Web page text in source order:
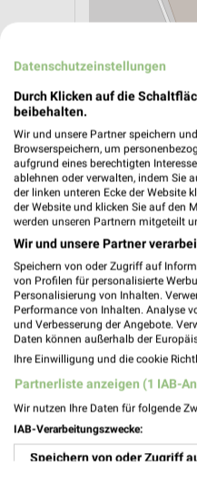
ÖPNV
Datenschutzeinstellungen
Durch Klicken auf die
beibehalten.
Wir und unsere Partner speichern
Browserspeichern, um
aufgrund eines berechtigten
ablehnen oder verwalten, indem Sie
der linken unteren Ecke der Website
der Website und klicken Sie auf den
werden unseren Partnern mitgeteilt
Wir und unsere Partner
Speichern von oder Zugriff auf
von Profilen für personalisierte
Personalisierung von Inhalten.
Performance von Inhalten. Analyse
und Verbesserung der Angebote.
Daten können außerhalb der
Ihre Einwilligung und die cookie
Partnerliste anzeigen (1 IAB-
Wir nutzen Ihre Daten für folgende
IAB-Verarbeitungszwecke:
Speichern von oder Zugriff